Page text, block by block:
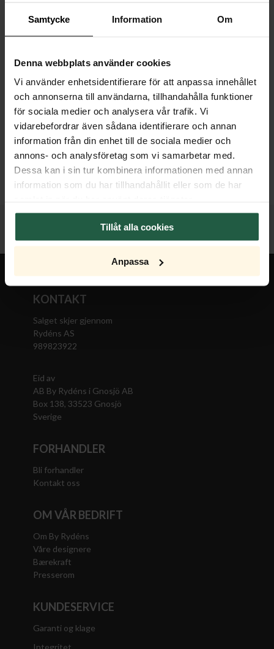
Samtycke Information Om
Denna webbplats använder cookies
Vi använder enhetsidentifierare för att anpassa innehållet
och annonserna till användarna, tillhandahålla funktioner
för sociala medier och analysera vår trafik. Vi
vidarebefordrar även sådana identifierare och annan
information från din enhet till de sociala medier och
annons- och analysföretag som vi samarbetar med.
Dessa kan i sin tur kombinera informationen med annan
information som du har tillhandahållit eller som de har
Tillåt alla cookies
Anpassa
Du kan finne alle lyskildene våre her »
Om symboler
Nedenfor finner du hjelp til å forstå hva forskjellige
symboler og forkortelser betyr for dine elektriske
produkter.
KONTAKT
Salget skjer gjennom
Rydéns AS
989823922
Eid av
AB By Rydéns i Gnosjö AB
Box 138, 33523 Gnosjö
Sverige
FORHANDLER
Bli forhandler
Kontakt oss
OM VÅR BEDRIFT
Om By Rydéns
Våre designere
Bærekraft
Presserom
KUNDESERVICE
Garanti og klage